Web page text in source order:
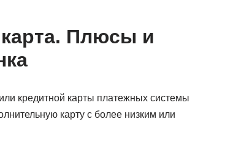
Плюсы и
кредитной карты платежных системы
карту с более низким или